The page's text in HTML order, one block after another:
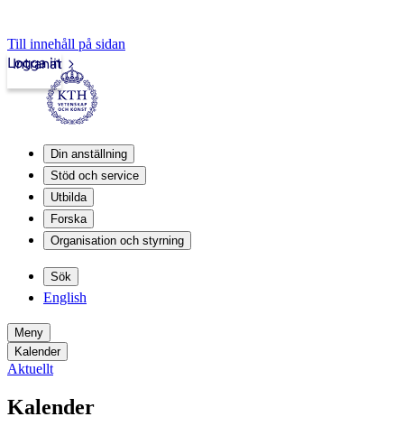
Till innehåll på sidan
Intranät
Logga in
Din anställning
Stöd och service
Utbilda
Forska
Organisation och styrning
Sök
English
Meny
Kalender
Aktuellt
Kalender